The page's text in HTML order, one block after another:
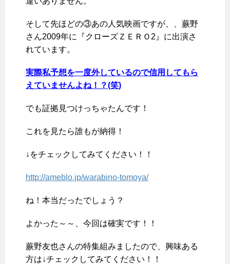
そして先ほどの③あの人気映画ですが、、蕨野
さん2009年に『クローズＺＥＲＯ2』に出演さ
れています。
実際私予想を一度外しているので信用してもら
えていませんよね！？(笑)
でも証拠見つけっちゃたんです！
これを見たら誰もが納得！
↓をチェックしてみてください！！
http://ameblo.jp/warabino-tomoya/
ね！本当だったでしょう？
よかった～～、今回は確実です！！
蕨野友也さんの特集組みましたので、興味ある
方は↓チェックしてみてください！！